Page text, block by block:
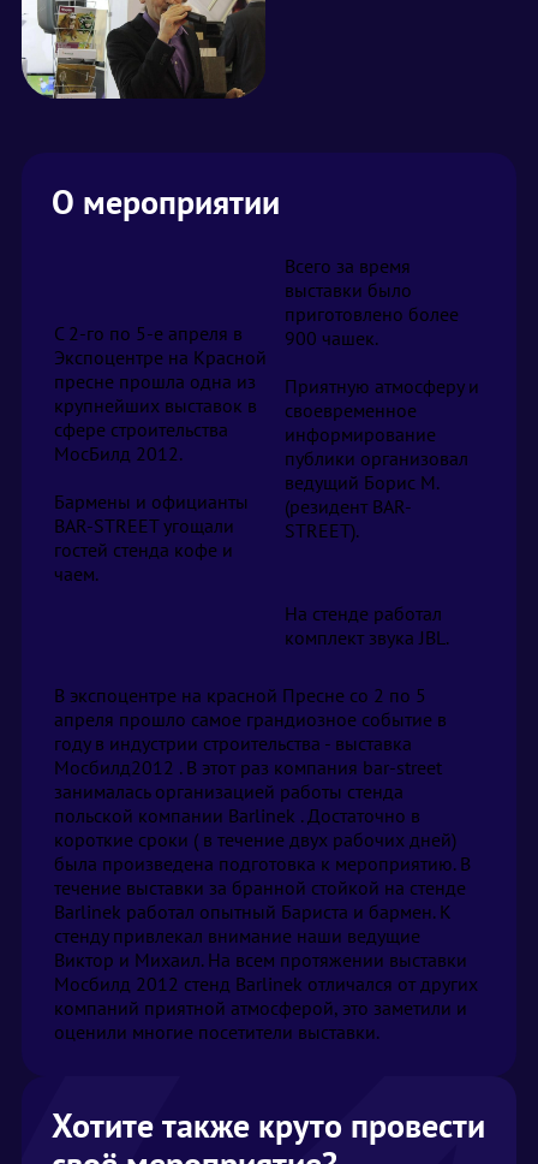
О мероприятии
C 2-го по 5-е апреля в
Экспоцентре на Красной
пресне прошла одна из
крупнейших выставок в
сфере строительства
МосБилд 2012.
Бармены и официанты
BAR-STREET угощали
гостей стенда кофе и
чаем.
Всего за время
выставки было
приготовлено более
900 чашек.
Приятную атмосферу и
своевременное
информирование
публики организовал
ведущий Борис М.
(резидент BAR-
STREET).
На стенде работал
комплект звука JBL.
В экспоцентре на красной Пресне со 2 по 5
апреля прошло самое грандиозное событие в
году в индустрии строительства - выставка
Мосбилд2012 . В этот раз компания bar-street
занималась организацией работы стенда
польской компании Barlinek . Достаточно в
короткие сроки ( в течение двух рабочих дней)
была произведена подготовка к мероприятию. В
течение выставки за бранной стойкой на стенде
Barlinek работал опытный Бариста и бармен. К
стенду привлекал внимание наши ведущие
Виктор и Михаил. На всем протяжении выставки
Мосбилд 2012 стенд Barlinek отличался от других
компаний приятной атмосферой, это заметили и
оценили многие посетители выставки.
Хотите также круто провести